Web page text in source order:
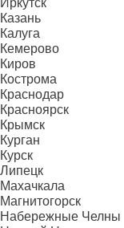
Иркутск
Казань
Калуга
Кемерово
Киров
Кострома
Краснодар
Красноярск
Крымск
Курган
Курск
Липецк
Махачкала
Магнитогорск
Набережные Челны